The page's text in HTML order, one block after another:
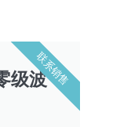
级波联系销售